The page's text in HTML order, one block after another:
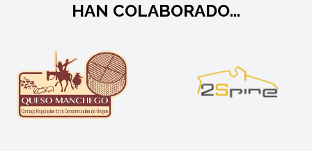
HAN COLABORADO...